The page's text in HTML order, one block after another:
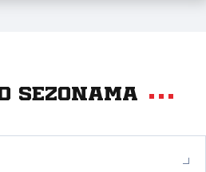
sezonama